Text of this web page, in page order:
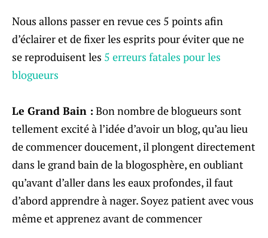
Nous allons passer en revue ces 5 points afin
d’éclairer et de fixer les esprits pour éviter que ne
se reproduisent les 5 erreurs fatales pour les
blogueurs
Le Grand Bain : Bon nombre de blogueurs sont
tellement excité à l’idée d’avoir un blog, qu’au lieu
de commencer doucement, il plongent directement
dans le grand bain de la blogosphère, en oubliant
qu’avant d’aller dans les eaux profondes, il faut
d’abord apprendre à nager. Soyez patient avec vous
même et apprenez avant de commencer